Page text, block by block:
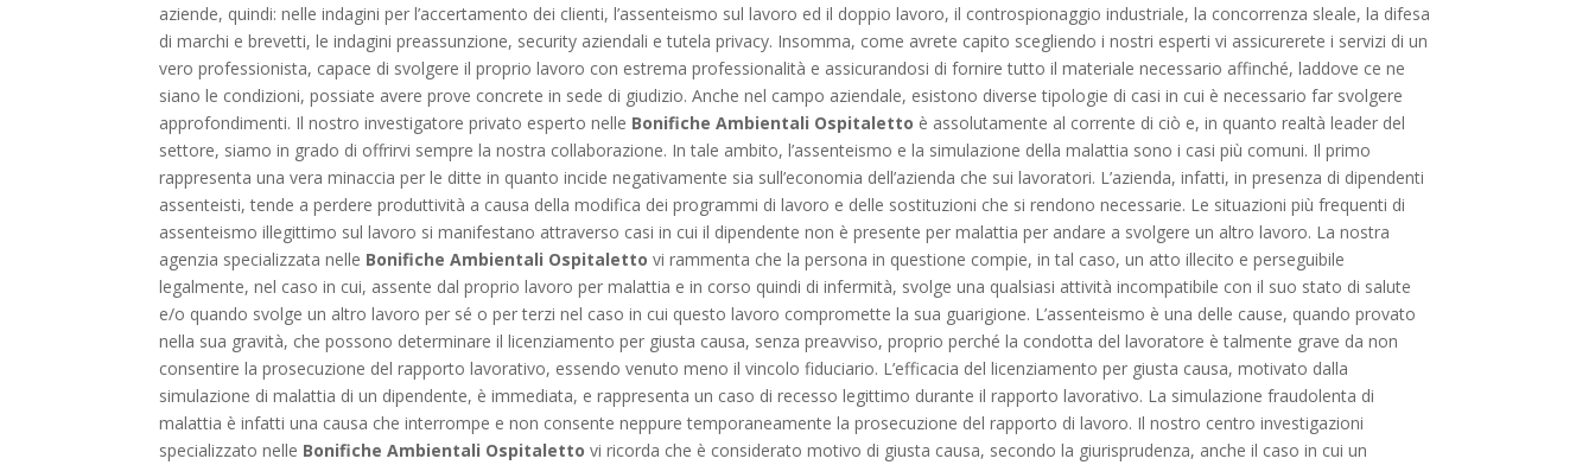
aziende, quindi: nelle indagini per l’accertamento dei clienti, l’assenteismo sul lavoro ed il doppio lavoro, il controspionaggio industriale, la concorrenza sleale, la difesa
di marchi e brevetti, le indagini preassunzione, security aziendali e tutela privacy. Insomma, come avrete capito scegliendo i nostri esperti vi assicurerete i servizi di un
vero professionista, capace di svolgere il proprio lavoro con estrema professionalità e assicurandosi di fornire tutto il materiale necessario affinché, laddove ce ne
siano le condizioni, possiate avere prove concrete in sede di giudizio. Anche nel campo aziendale, esistono diverse tipologie di casi in cui è necessario far svolgere
approfondimenti. Il nostro investigatore privato esperto nelle Bonifiche Ambientali Ospitaletto è assolutamente al corrente di ciò e, in quanto realtà leader del
settore, siamo in grado di offrirvi sempre la nostra collaborazione. In tale ambito, l’assenteismo e la simulazione della malattia sono i casi più comuni. Il primo
rappresenta una vera minaccia per le ditte in quanto incide negativamente sia sull’economia dell’azienda che sui lavoratori. L’azienda, infatti, in presenza di dipendenti
assenteisti, tende a perdere produttività a causa della modifica dei programmi di lavoro e delle sostituzioni che si rendono necessarie. Le situazioni più frequenti di
assenteismo illegittimo sul lavoro si manifestano attraverso casi in cui il dipendente non è presente per malattia per andare a svolgere un altro lavoro. La nostra
agenzia specializzata nelle Bonifiche Ambientali Ospitaletto vi rammenta che la persona in questione compie, in tal caso, un atto illecito e perseguibile
legalmente, nel caso in cui, assente dal proprio lavoro per malattia e in corso quindi di infermità, svolge una qualsiasi attività incompatibile con il suo stato di salute
e/o quando svolge un altro lavoro per sé o per terzi nel caso in cui questo lavoro compromette la sua guarigione. L’assenteismo è una delle cause, quando provato
nella sua gravità, che possono determinare il licenziamento per giusta causa, senza preavviso, proprio perché la condotta del lavoratore è talmente grave da non
consentire la prosecuzione del rapporto lavorativo, essendo venuto meno il vincolo fiduciario. L’efficacia del licenziamento per giusta causa, motivato dalla
simulazione di malattia di un dipendente, è immediata, e rappresenta un caso di recesso legittimo durante il rapporto lavorativo. La simulazione fraudolenta di
malattia è infatti una causa che interrompe e non consente neppure temporaneamente la prosecuzione del rapporto di lavoro. Il nostro centro investigazioni
specializzato nelle Bonifiche Ambientali Ospitaletto vi ricorda che è considerato motivo di giusta causa, secondo la giurisprudenza, anche il caso in cui un